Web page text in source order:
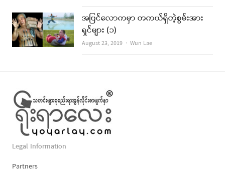
အပြင်လောကမှာ တကယ်ရှိတဲ့စွမ်းအား
ရှင်များ (၁)
August 23, 2019 Author
Wun Lae
Legal Information
Partners